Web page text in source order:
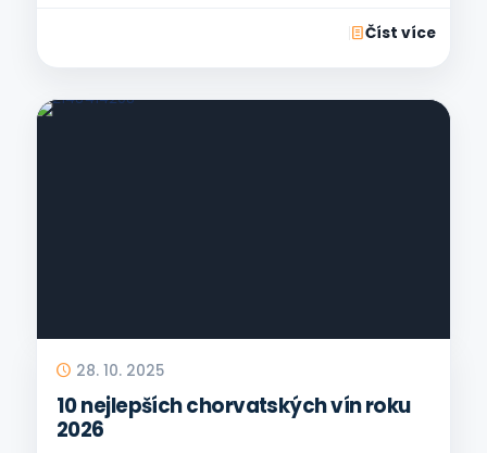
Číst více
28. 10. 2025
10 nejlepších chorvatských vín roku
2026